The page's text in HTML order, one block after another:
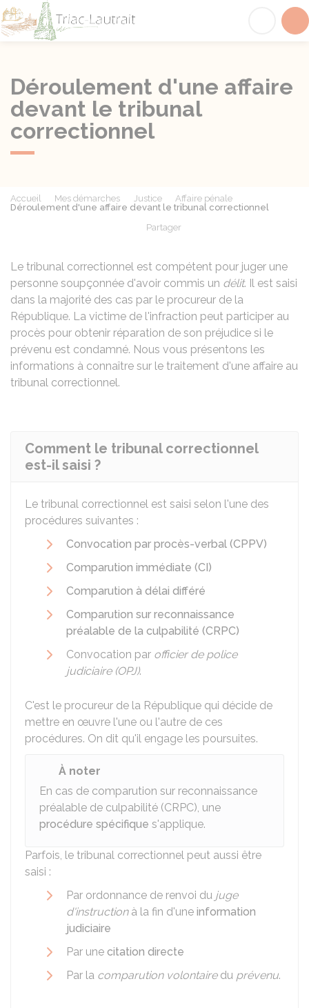
Déroulement d'une affaire
devant le tribunal
correctionnel
Accueil Mes démarches Justice
Affaire pénale
Déroulement d'une affaire devant le tribunal correctionnel
Partager
Le tribunal correctionnel est compétent pour juger une
personne soupçonnée d'avoir commis un délit. Il est saisi
dans la majorité des cas par le procureur de la
République. La victime de l'infraction peut participer au
procès pour obtenir réparation de son préjudice si le
prévenu est condamné. Nous vous présentons les
informations à connaître sur le traitement d'une affaire au
tribunal correctionnel.
Comment le tribunal correctionnel
est-il saisi ?
Le tribunal correctionnel est saisi selon l'une des
procédures suivantes :
Convocation par procès-verbal (CPPV)
Comparution immédiate (CI)
Comparution à délai différé
Comparution sur reconnaissance
préalable de la culpabilité (CRPC)
Convocation par officier de police
judiciaire (OPJ).
C'est le procureur de la République qui décide de
mettre en œuvre l'une ou l'autre de ces
procédures. On dit qu'il engage les poursuites.
À noter
En cas de comparution sur reconnaissance
préalable de culpabilité (CRPC), une
procédure spécifique s'applique.
Parfois, le tribunal correctionnel peut aussi être
saisi :
Par ordonnance de renvoi du juge
d'instructionà la fin d'une information
judiciaire
Par une citation directe
Par la comparution volontairedu prévenu.